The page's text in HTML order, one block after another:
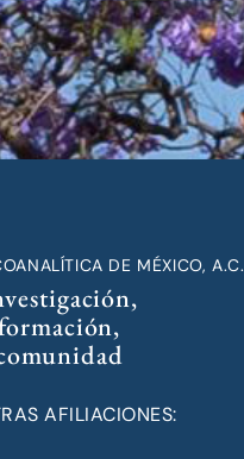
DE MÉXICO, A.C.
AFILIACIONES: